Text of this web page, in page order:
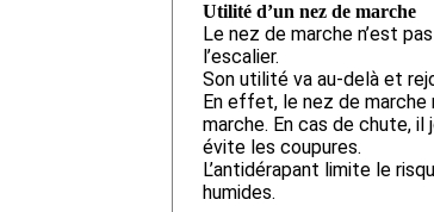
Utilité d’un nez de marche
Le nez de marche n’est
l’escalier.
Son utilité va au-delà et
En effet, le nez de marche
marche. En cas de chute, il
évite les coupures.
L’antidérapant limite le
humides.